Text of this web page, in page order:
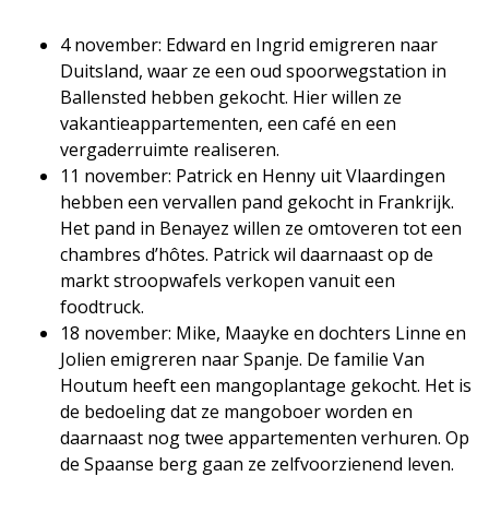
4 november: Edward en Ingrid emigreren naar
Duitsland, waar ze een oud spoorwegstation in
Ballensted hebben gekocht. Hier willen ze
vakantieappartementen, een café en een
vergaderruimte realiseren.
11 november: Patrick en Henny uit Vlaardingen
hebben een vervallen pand gekocht in Frankrijk.
Het pand in Benayez willen ze omtoveren tot een
chambres d’hôtes. Patrick wil daarnaast op de
markt stroopwafels verkopen vanuit een
foodtruck.
18 november: Mike, Maayke en dochters Linne en
Jolien emigreren naar Spanje. De familie Van
Houtum heeft een mangoplantage gekocht. Het is
de bedoeling dat ze mangoboer worden en
daarnaast nog twee appartementen verhuren. Op
de Spaanse berg gaan ze zelfvoorzienend leven.